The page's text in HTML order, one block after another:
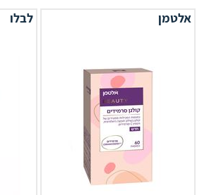
אלטמן לבלו